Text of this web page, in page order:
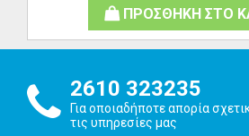
ΠΡΟΣΘΗΚΗ ΣΤΟ
2610 323235
Για οποιαδήποτε απορία
τις υπηρεσίες μας